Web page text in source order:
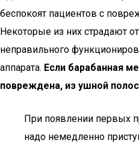
беспокоят пациентов с
Некоторые из них страдают
неправильного
аппарата. Если барабанная
повреждена, из ушной
При появлении первых
надо немедленно